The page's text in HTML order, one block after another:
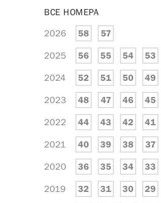
ВСЕ НОМЕРА
2026 58 57
2025 56 55 54 53
2024 52 51 50 49
2023 48 47 46 45
2022 44 43 42 41
2021 40 39 38 37
2020 36 35 34 33
2019 32 31 30 29